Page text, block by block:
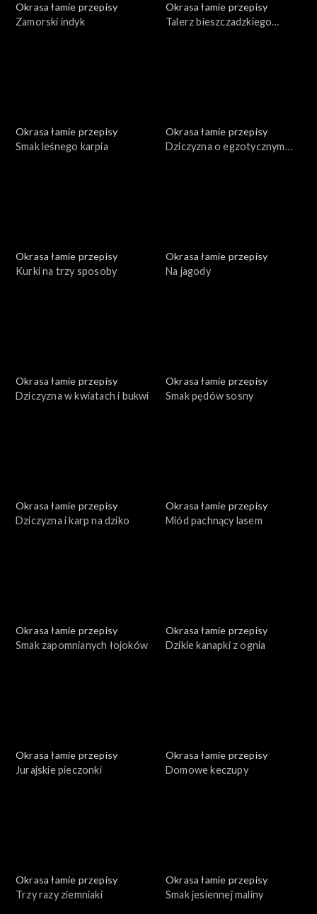
Okrasa łamie przepisy
Zamorski indyk
Okrasa łamie przepisy
Talerz bieszczadzkiego
Okrasa łamie przepisy
Smak leśnego karpia
Okrasa łamie przepisy
Dziczyzna o egzotycznym
Okrasa łamie przepisy
Kurki na trzy sposoby
Okrasa łamie przepisy
Na jagody
Okrasa łamie przepisy
Dziczyzna w kwiatach i bukwi
Okrasa łamie przepisy
Smak pędów sosny
Okrasa łamie przepisy
Dziczyzna i karp na dziko
Okrasa łamie przepisy
Miód pachnący lasem
Okrasa łamie przepisy
Smak zapomnianych łojoków
Okrasa łamie przepisy
Dzikie kanapki z ognia
Okrasa łamie przepisy
Jurajskie pieczonki
Okrasa łamie przepisy
Domowe keczupy
Okrasa łamie przepisy
Trzy razy ziemniaki
Okrasa łamie przepisy
Smak jesiennej maliny